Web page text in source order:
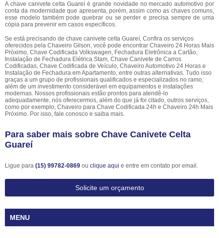
A chave canivete celta Guareí é grande novidade no mercado automotivo por
conta da modernidade que apresenta, porém, assim como as chaves comuns,
esse modelo também pode quebrar ou se perder e precisa sempre de uma
cópia para prevenir em casos específicos.
Se está precisando de chave canivete celta Guareí, Confira os serviços
oferecidos pela Chaveiro Gilson, você pode encontrar Chaveiro 24 Horas Mais
Próximo, Chave Codificada Volkswagen, Fechadura Eletrônica a Cartão,
Instalação de Fechadura Elétrica Stam, Chave Canivete de Carros
Codificadas, Chave Codificada de Veículo, Chaveiro Automotivo 24 Horas e
Instalação de Fechadura em Apartamento, entre outras alternativas. Tudo isso
graças a um grupo de profissionais qualificados e especializados no ramo,
além de um investimento considerável em equipamentos e instalações
modernas. Nossos profissionais estão prontos para atendê-lo
adequadamente, nós oferecermos, além do que já foi citado, outros serviços,
como por exemplo, Chaveiro para Chave Codificada 24h e Chaveiro 24h Mais
Próximo. Por isso, fale conosco e saiba mais.
Para saber mais sobre Chave Canivete Celta
Guareí
Ligue para (15) 99782-0869 ou clique aqui e entre em contato por email.
Solicite um orçamento
MENU